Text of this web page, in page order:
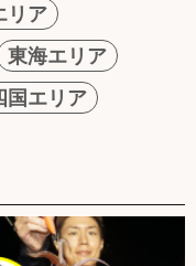
リア
東海エリア
国エリア